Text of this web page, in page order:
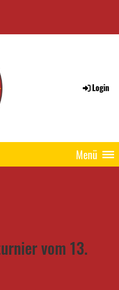
Login
Menü
vom 13.